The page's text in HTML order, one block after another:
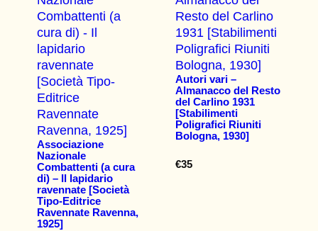
Associazione
Nazionale
Combattenti (a cura
di) – Il lapidario
ravennate [Società
Tipo-Editrice
Ravennate Ravenna,
1925]
Autori vari –
Almanacco del Resto
del Carlino 1931
[Stabilimenti
Poligrafici Riuniti
Bologna, 1930]
€35